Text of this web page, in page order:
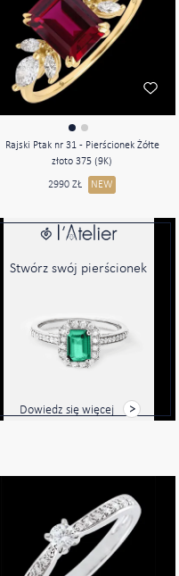
Rajski Ptak nr 31 - Pierścionek Żółte
złoto 375 (9K)
2990 ZŁ NEW
Stwórz swój pierścionek
Dowiedz się więcej